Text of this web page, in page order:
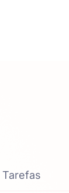
Tarefas